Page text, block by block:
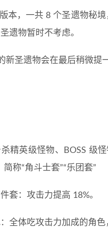
本，一共 8 个圣遗物秘
遗物暂时不考虑。
新圣遗物会在最后稍微提
精英级怪物、BOSS 级
简称“角斗士套”“乐团套”
套：攻击力提高 18%。
全体吃攻击力加成的角色